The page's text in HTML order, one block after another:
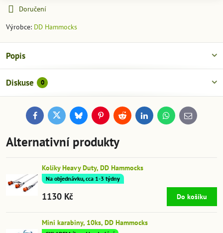
Doručení
Výrobce: DD Hammocks
Popis
Diskuse 0
FacebookTwitterBlueskyPinterestReddit LinkedInWhatsApp
E-
mail
Alternativní produkty
Kolíky Heavy Duty, DD Hammocks
Na objednávku, cca 1-3 týdny
1130 Kč Do košíku
Mini karabiny, 10ks, DD Hammocks